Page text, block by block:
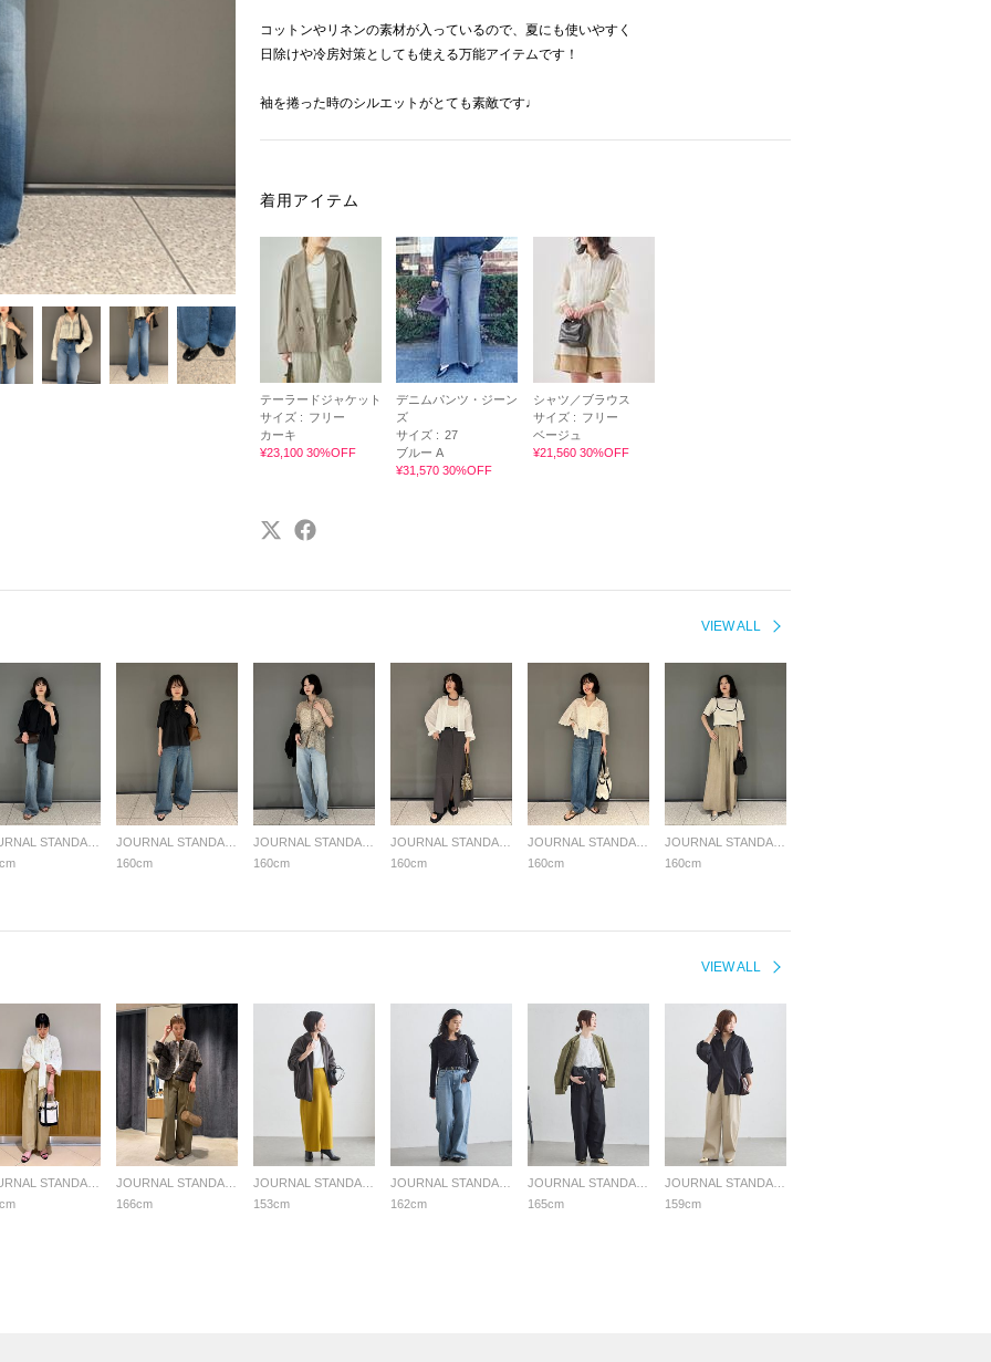
コットンやリネンの素材が入っているので、夏にも使いやすく
日除けや冷房対策としても使える万能アイテムです！
袖を捲った時のシルエットがとても素敵です♩
着用アイテム
テーラードジャケット
サイズ : フリー
カーキ
¥23,100 30%OFF
デニムパンツ・ジーン
ズ
サイズ : 27
ブルー A
¥31,570 30%OFF
シャツ／ブラウス
サイズ : フリー
ベージュ
¥21,560 30%OFF
VIEW ALL
160cm
160cm
160cm
160cm
160cm
VIEW ALL
166cm
153cm
162cm
165cm
159cm